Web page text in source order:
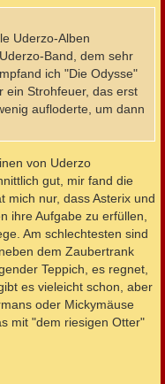
Uderzo-Alben
Band, dem sehr
ich "Die Odysse"
ein Strohfeuer, das erst
aufloderte, um dann
von Uderzo
gut, mir fand die
mich nur, dass Asterix und
ihre Aufgabe zu erfüllen,
Am schlechtesten sind
dem Zaubertrank
Teppich, es regnet,
es vieleicht schon, aber
oder Mickymäuse
mit "dem riesigen Otter"